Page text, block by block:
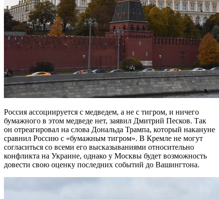
Россия ассоциируется с медведем, а не с тигром, и ничего
бумажного в этом медведе нет, заявил Дмитрий Песков. Так
он отреагировал на слова Дональда Трампа, который накануне
сравнил Россию с «бумажным тигром». В Кремле не могут
согласиться со всеми его высказываниями относительно
конфликта на Украине, однако у Москвы будет возможность
довести свою оценку последних событий до Вашингтона.